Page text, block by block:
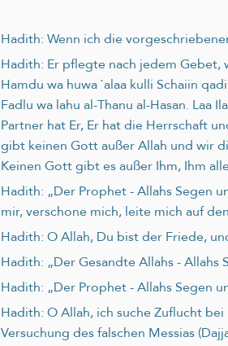
Hadith: Wenn ich die
Hadith: Er pflegte nach jedem Gebet,
Hamdu wa huwa `alaa kulli Schaiin
Fadlu wa lahu al-Thanu al-Hasan. Laa
Partner hat Er, Er hat die Herrschaft
gibt keinen Gott außer Allah und wir
Keinen Gott gibt es außer Ihm, Ihm
Hadith: „Der Prophet - Allahs Segen
mir, verschone mich, leite mich auf
Hadith: O Allah, Du bist der Friede,
Hadith: „Der Gesandte Allahs -
Hadith: „Der Prophet - Allahs Segen
Hadith: O Allah, ich suche Zuflucht
Versuchung des falschen Messias